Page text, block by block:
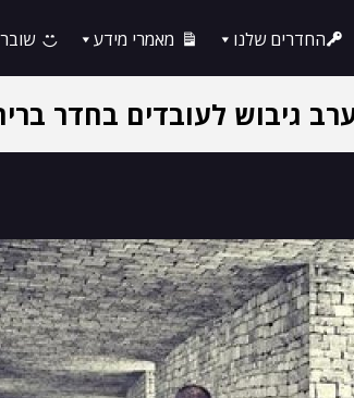
החדרים שלנו מאמרי מידע
גיבוש לעובדים בחדר